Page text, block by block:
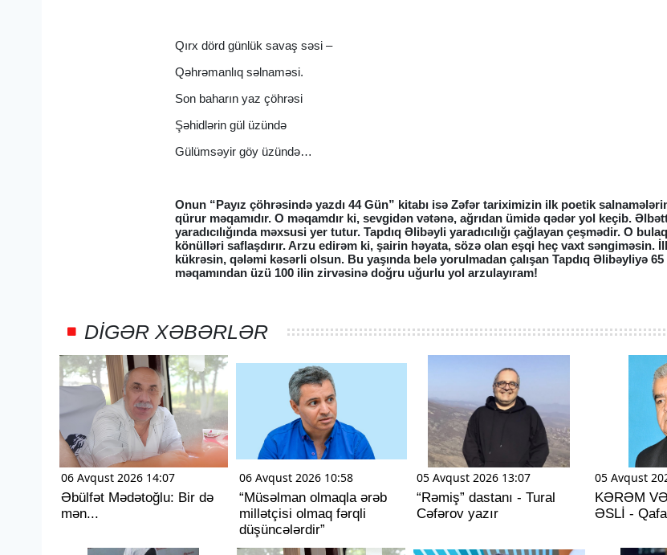
Qırx dörd günlük savaş səsi –
Qəhrəmanlıq səlnaməsi.
Son baharın yaz çöhrəsi
Şəhidlərin gül üzündə
Gülümsəyir göy üzündə…
Onun “Payız çöhrəsində yazdı 44 Gün” kitabı isə Zəfər tariximizin ilk poetik
qürur məqamıdır. O məqamdır ki, sevgidən vətənə, ağrıdan ümidə qədər yol keçib.
yaradıcılığında məxsusi yer tutur. Tapdıq Əlibəyli yaradıcılığı çağlayan çeşmədir. O
könülləri saflaşdırır. Arzu edirəm ki, şairin həyata, sözə olan eşqi heç vaxt səngiməsin.
kükrəsin, qələmi kəsərli olsun. Bu yaşında belə yorulmadan çalışan Tapdıq Əlibəyliyə 65
məqamından üzü 100 ilin zirvəsinə doğru uğurlu yol arzulayıram!
DIGƏR XƏBƏRLƏR
06 Avqust 2026 14:07
Əbülfət Mədətoğlu: Bir də
mən...
06 Avqust 2026 10:58
“Müsəlman olmaqla ərəb
millətçisi olmaq fərqli
düşüncələrdir”
05 Avqust 2026 13:07
“Rəmiş” dastanı - Tural
Cəfərov yazır
05 Avqust
KƏRƏM VƏ
ƏSLİ -